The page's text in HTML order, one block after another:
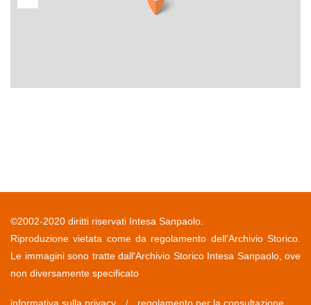
©2002-2020 diritti riservati Intesa Sanpaolo.
Riproduzione vietata come da regolamento dell'Archivio Storico.
Le immagini sono tratte dall'Archivio Storico Intesa Sanpaolo, ove
non diversamente specificato